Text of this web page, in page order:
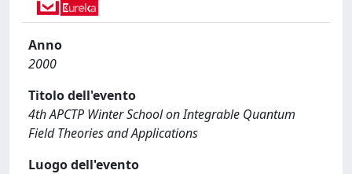
Anno
2000
Titolo dell'evento
4th APCTP Winter School on Integrable Quantum
Field Theories and Applications
Luogo dell'evento